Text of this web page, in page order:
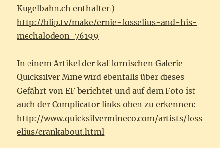
Kugelbahn.ch enthalten)
http://blip.tv/make/ernie-fosselius-and-his-
mechalodeon-76199
In einem Artikel der kalifornischen Galerie
Quicksilver Mine wird ebenfalls über dieses
Gefährt von EF berichtet und auf dem Foto ist
auch der Complicator links oben zu erkennen:
http://www.quicksilvermineco.com/artists/foss
elius/crankabout.html